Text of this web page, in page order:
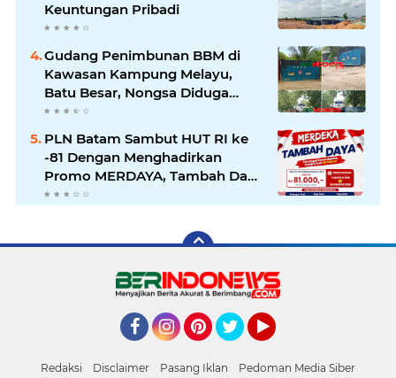
Keuntungan Pribadi
Gudang Penimbunan BBM di
Kawasan Kampung Melayu,
Batu Besar, Nongsa Diduga
Ilegal
PLN Batam Sambut HUT RI ke
-81 Dengan Menghadirkan
Promo MERDAYA, Tambah Daya
Listrik Cukup Rp81 Ribu
Redaksi Disclaimer Pasang Iklan Pedoman Media Siber